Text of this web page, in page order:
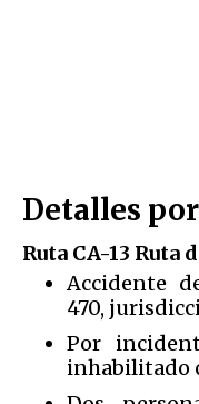
Detalles
Ruta CA-13 Ruta
Accidente
470,
Por
inhabilitado